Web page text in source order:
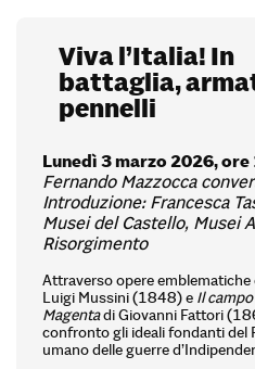
Viva l’Italia! In
battaglia,
pennelli
Lunedì 3 marzo 2026, ore
Fernando Mazzocca
Introduzione: Francesca
Musei del Castello, Musei
Risorgimento
Attraverso opere emblematiche
Luigi Mussini (1848) e Il
Magentadi Giovanni Fattori
confronto gli ideali fondanti del
umano delle guerre